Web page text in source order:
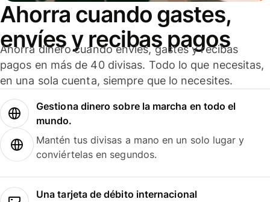
Ahorra cuando gastes,
envíes y recibas pagos
Ahorra dinero cuando envíes, gastes y recibas
pagos en más de 40 divisas. Todo lo que necesitas,
en una sola cuenta, siempre que lo necesites.
Gestiona dinero sobre la marcha en todo el
mundo.
Mantén tus divisas a mano en un solo lugar y
conviértelas en segundos.
Una tarjeta de débito internacional